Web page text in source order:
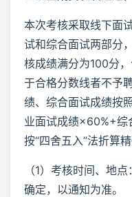
本次考核采取线下面
试和综合面试两部分
核成绩满分为100分
于合格分数线者不予
绩、综合面试成绩按
业面试成绩×60%+综
按“四舍五入”法折算
（1）考核时间、地
确定，以通知为准。